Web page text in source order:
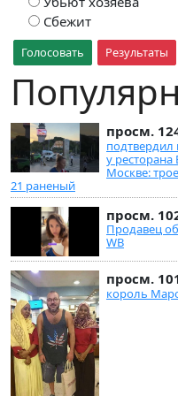
Сбежит
Голосовать Результаты
просм.
у ресторана
Москве:
21 раненый
просм.
Продавец
WB
просм.
король